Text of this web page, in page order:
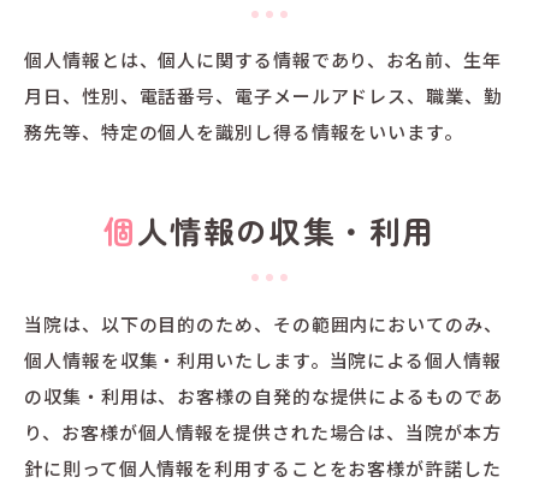
個人情報とは、個人に関する情報であり、お名前、生年
月日、性別、電話番号、電子メールアドレス、職業、勤
務先等、特定の個人を識別し得る情報をいいます。
個人情報の収集・利用
当院は、以下の目的のため、その範囲内においてのみ、
個人情報を収集・利用いたします。当院による個人情報
の収集・利用は、お客様の自発的な提供によるものであ
り、お客様が個人情報を提供された場合は、当院が本方
針に則って個人情報を利用することをお客様が許諾した